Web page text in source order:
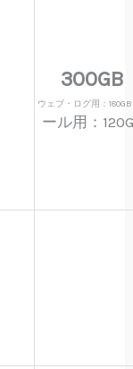
300GB
ウェブ・ログ用：180GB
ール用：